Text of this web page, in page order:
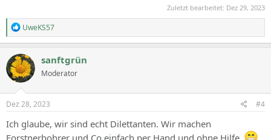
Zuletzt bearbeitet: Dez 29, 2023
R
e
a
c
t
i
o
n
s
UweKS57
sanftgrün
Moderator
Dez 28, 2023 #4
Ich glaube, wir sind echt Dilettanten. Wir machen